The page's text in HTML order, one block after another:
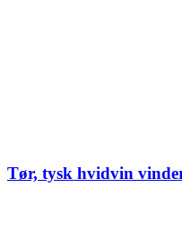
Tør, tysk hvidvin